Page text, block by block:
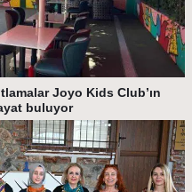
Joyo Kids Club’ın
buluyor